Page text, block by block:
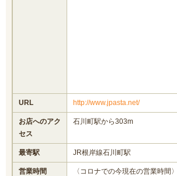
URL http://www.jpasta.net/
お店へのアク
セス
石川町駅から303m
最寄駅 JR根岸線石川町駅
営業時間
〈コロナでの今現在の営業時間〉